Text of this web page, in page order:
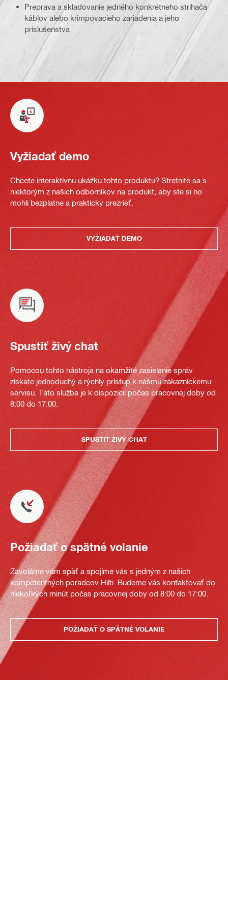
Preprava a skladovanie jedného konkrétneho strihača
káblov alebo krimpovacieho zariadenia a jeho
príslušenstva
Vyžiadať demo
Chcete interaktívnu ukážku tohto produktu? Stretnite sa s
niektorým z našich odborníkov na produkt, aby ste si ho
mohli bezplatne a prakticky prezrieť.
VYŽIADAŤ DEMO
Spustiť živý chat
Pomocou tohto nástroja na okamžité zasielanie správ
získate jednoduchý a rýchly prístup k nášmu zákazníckemu
servisu. Táto služba je k dispozícii počas pracovnej doby od
8:00 do 17:00.
SPUSTIŤ ŽIVÝ CHAT
Požiadať o spätné volanie
Zavoláme vám späť a spojíme vás s jedným z našich
kompetentných poradcov Hilti. Budeme vás kontaktovať do
niekoľkých minút počas pracovnej doby od 8:00 do 17:00.
POŽIADAŤ O SPÄTNÉ VOLANIE